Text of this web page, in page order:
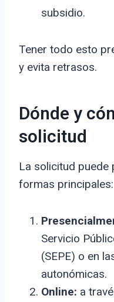
subsidio.
Tener todo esto
y evita retrasos.
Dónde y
solicitud
La solicitud puede
formas principales:
Servicio
(SEPE) o en
autonómicas.
Online: a